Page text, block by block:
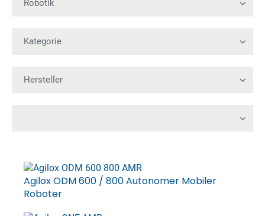
Agilox ODM 600 / 800 Autonomer Mobiler
Roboter